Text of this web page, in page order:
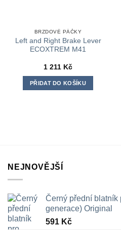
BRZDOVÉ PÁČKY
Left and Right Brake Lever
ECOXTREM M41
1 211 Kč
PŘIDAT DO KOŠÍKU
NEJNOVĚJŠÍ
Černý přední blatník
generace) Original
591 Kč